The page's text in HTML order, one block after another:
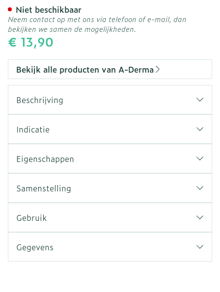
€ 13,90
Niet beschikbaar
Neem contact op met ons via telefoon of e-mail, dan
bekijken we samen de mogelijkheden.
Bekijk alle producten van A-Derma
Beschrijving
Indicatie
Eigenschappen
Samenstelling
Gebruik
Gegevens